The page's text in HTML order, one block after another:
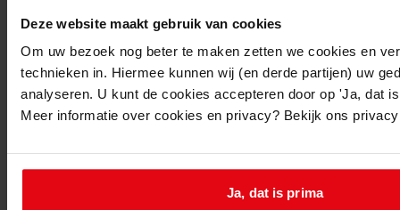
Deze website maakt gebruik van cookies
Om uw bezoek nog beter te maken zetten we cookies en
technieken in. Hiermee kunnen wij (en derde partijen) uw
analyseren. U kunt de cookies accepteren door op 'Ja, dat
Meer informatie over cookies en privacy? Bekijk ons
Ja, dat is prima
3.2. Stukken betreffende bijzondere onderwerpen
3.2.09. Openbare orde